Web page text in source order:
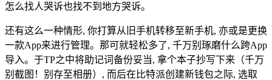
怎么找人哭诉也找不到地方哭诉。
还有这么一种情形, 你打算从旧手机转移至新手机, 亦或是更换
一款App来进行管理。那可就轻松多了, 千万别琢磨什么跨App
导入。于TP之中将助记词备份妥当, 拿个本子抄写下来（千万
别截图！别存至相册）, 而后在比特派创建新钱包之际, 选取